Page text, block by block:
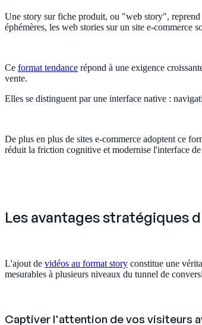
Une story sur fiche produit, ou "web story", reprend
éphémères, les web stories sur un site e-commerce
Ce format tendance répond à une exigence
vente.
Elles se distinguent par une interface native :
De plus en plus de sites e-commerce adoptent ce
réduit la friction cognitive et modernise l'interface
Les avantages stratégiques
L'ajout de vidéos au format story constitue une
mesurables à plusieurs niveaux du tunnel de
Captiver l'attention de vos visiteurs